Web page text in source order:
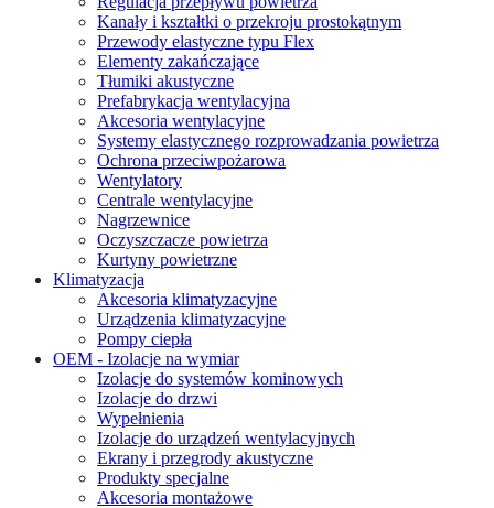
Kanały i kształtki o przekroju prostokątnym
Przewody elastyczne typu Flex
Elementy zakańczające
Tłumiki akustyczne
Prefabrykacja wentylacyjna
Akcesoria wentylacyjne
Systemy elastycznego rozprowadzania powietrza
Ochrona przeciwpożarowa
Wentylatory
Centrale wentylacyjne
Nagrzewnice
Oczyszczacze powietrza
Kurtyny powietrzne
Klimatyzacja
Akcesoria klimatyzacyjne
Urządzenia klimatyzacyjne
Pompy ciepła
OEM - Izolacje na wymiar
Izolacje do systemów kominowych
Izolacje do drzwi
Wypełnienia
Izolacje do urządzeń wentylacyjnych
Ekrany i przegrody akustyczne
Produkty specjalne
Akcesoria montażowe